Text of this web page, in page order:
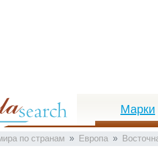
Марки
по странам Европа